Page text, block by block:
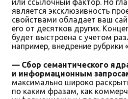
или ссылочный фактор. Но
является эксклюзивность
свойствами обладает ваш
его от десятков других.
будет выстроена с учетом
например, внедрение рубрики
— Сбор семантического
и информационным
максимально широко
по каким фразам, как